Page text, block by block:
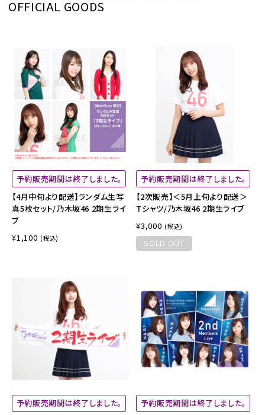
OFFICIAL GOODS
予約販売期間は終了しました。
【4月中旬より配送】ランダム生写
真5枚セット/乃木坂46 2期生ライ
ブ
¥1,100 (税込)
予約販売期間は終了しました。
【2次販売】＜5月上旬より配送＞
Tシャツ/乃木坂46 2期生ライブ
¥3,000 (税込)
SOLD OUT
予約販売期間は終了しました。
予約販売期間は終了しました。